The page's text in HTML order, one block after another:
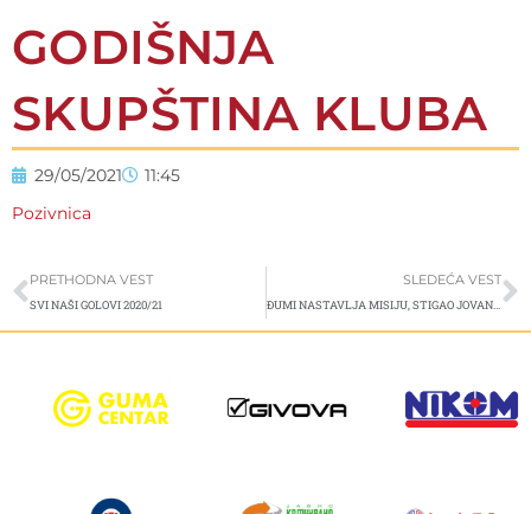
GODIŠNJA
SKUPŠTINA KLUBA
29/05/2021
11:45
Pozivnica
Prev
PRETHODNA VEST
SVI NAŠI GOLOVI 2020/21
SLEDEĆA VEST
ĐUMI NASTAVLJA MISIJU, STIGAO JOVANOVIĆ